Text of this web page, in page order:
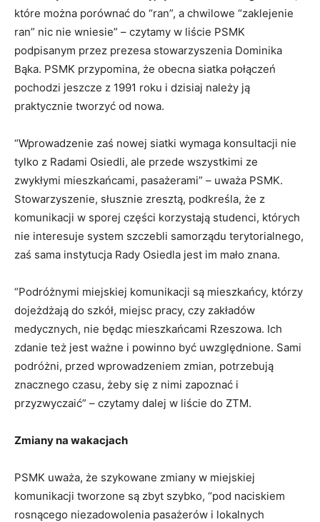
które można porównać do “ran”, a chwilowe “zaklejenie
ran” nic nie wniesie” – czytamy w liście PSMK
podpisanym przez prezesa stowarzyszenia Dominika
Bąka. PSMK przypomina, że obecna siatka połączeń
pochodzi jeszcze z 1991 roku i dzisiaj należy ją
praktycznie tworzyć od nowa.
“Wprowadzenie zaś nowej siatki wymaga konsultacji nie
tylko z Radami Osiedli, ale przede wszystkimi ze
zwykłymi mieszkańcami, pasażerami” – uważa PSMK.
Stowarzyszenie, słusznie zresztą, podkreśla, że z
komunikacji w sporej części korzystają studenci, których
nie interesuje system szczebli samorządu terytorialnego,
zaś sama instytucja Rady Osiedla jest im mało znana.
“Podróżnymi miejskiej komunikacji są mieszkańcy, którzy
dojeżdżają do szkół, miejsc pracy, czy zakładów
medycznych, nie będąc mieszkańcami Rzeszowa. Ich
zdanie też jest ważne i powinno być uwzględnione. Sami
podróżni, przed wprowadzeniem zmian, potrzebują
znacznego czasu, żeby się z nimi zapoznać i
przyzwyczaić” – czytamy dalej w liście do ZTM.
Zmiany na wakacjach
PSMK uważa, że szykowane zmiany w miejskiej
komunikacji tworzone są zbyt szybko, “pod naciskiem
rosnącego niezadowolenia pasażerów i lokalnych